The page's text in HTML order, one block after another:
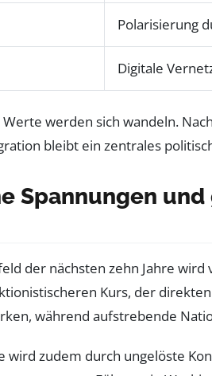
Polarisierung
Digitale
werden sich wandeln.
bleibt ein zentrales
Spannungen
der nächsten zehn Jahre
Kurs, der
während aufstrebende
wird zudem durch ungelöste